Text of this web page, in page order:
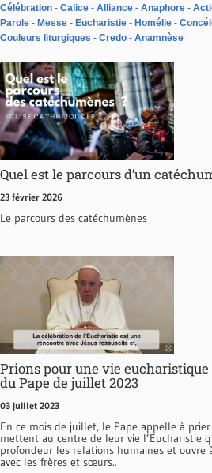
Célébration
Calice Alliance Anaphore
Parole
Messe Eucharistie Homélie
Couleurs liturgiques
Credo Anamnèse
Quel est le parcours d’un
23 février 2026
Le parcours des catéchumènes
Prions pour une vie
du Pape de juillet 2023
03 juillet 2023
En ce mois de juillet, le Pape appelle à
mettent au centre de leur vie l’Eucharistie
profondeur les relations humaines et ouvre
avec les frères et sœurs..